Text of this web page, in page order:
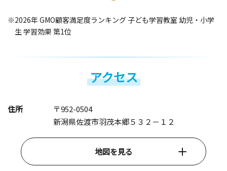
※2026年 GMO顧客満足度ランキング 子ども学習教室 幼児・小学
生 学習効果 第1位
アクセス
住所
〒952-0504
新潟県佐渡市羽茂本郷５３２－１２
地図を見る